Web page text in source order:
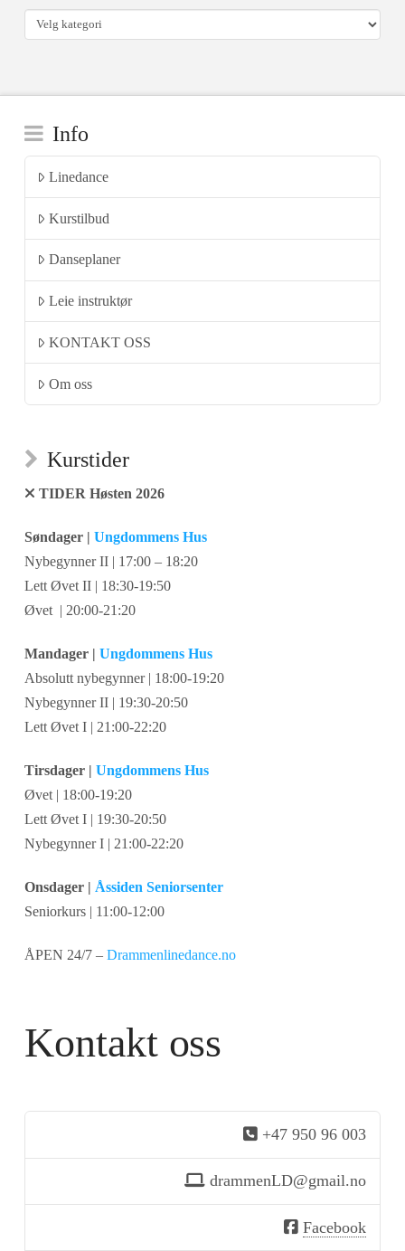
Kateogorier
Info
Linedance
Kurstilbud
Danseplaner
Leie instruktør
KONTAKT OSS
Om oss
Kurstider
TIDER Høsten 2026
Søndager | Ungdommens Hus
Nybegynner II | 17:00 – 18:20
Lett Øvet II | 18:30-19:50
Øvet | 20:00-21:20
Mandager | Ungdommens Hus
Absolutt nybegynner | 18:00-19:20
Nybegynner II | 19:30-20:50
Lett Øvet I | 21:00-22:20
Tirsdager | Ungdommens Hus
Øvet | 18:00-19:20
Lett Øvet I | 19:30-20:50
Nybegynner I | 21:00-22:20
Onsdager | Åssiden Seniorsenter
Seniorkurs | 11:00-12:00
ÅPEN 24/7 – Drammenlinedance.no
Kontakt oss
+47 950 96 003
drammenLD@gmail.no
Facebook